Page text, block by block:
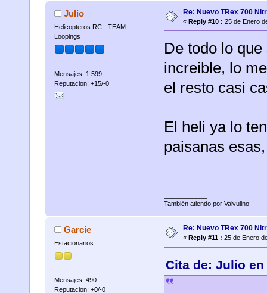
Julio
Helicopteros RC - TEAM
Loopings
Mensajes: 1.599
Reputacion: +15/-0
Re: Nuevo TRex 700
« Reply #10 : 25 de Enero
De todo lo
increible, lo
el resto casi
El heli ya lo
paisanas
También atiendo por Valvulino
Garcíe
Estacionarios
Mensajes: 490
Reputacion: +0/-0
Re: Nuevo TRex 700
« Reply #11 : 25 de Enero
Cita de: Julio en